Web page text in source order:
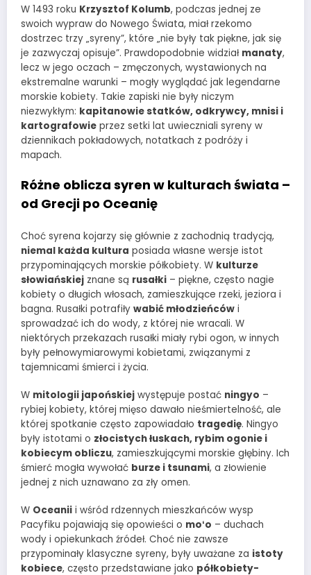
W 1493 roku Krzysztof Kolumb, podczas jednej ze
swoich wypraw do Nowego Świata, miał rzekomo
dostrzec trzy „syreny”, które „nie były tak piękne, jak się
je zazwyczaj opisuje”. Prawdopodobnie widział manaty,
lecz w jego oczach – zmęczonych, wystawionych na
ekstremalne warunki – mogły wyglądać jak legendarne
morskie kobiety. Takie zapiski nie były niczym
niezwykłym: kapitanowie statków, odkrywcy, mnisi i
kartografowie przez setki lat uwieczniali syreny w
dziennikach pokładowych, notatkach z podróży i
mapach.
Różne oblicza syren w kulturach świata –
od Grecji po Oceanię
Choć syrena kojarzy się głównie z zachodnią tradycją,
niemal każda kultura posiada własne wersje istot
przypominających morskie półkobiety. W kulturze
słowiańskiej znane są rusałki – piękne, często nagie
kobiety o długich włosach, zamieszkujące rzeki, jeziora i
bagna. Rusałki potrafiły wabić młodzieńców i
sprowadzać ich do wody, z której nie wracali. W
niektórych przekazach rusałki miały rybi ogon, w innych
były pełnowymiarowymi kobietami, związanymi z
tajemnicami śmierci i życia.
W mitologii japońskiej występuje postać ningyo –
rybiej kobiety, której mięso dawało nieśmiertelność, ale
której spotkanie często zapowiadało tragedię. Ningyo
były istotami o złocistych łuskach, rybim ogonie i
kobiecym obliczu, zamieszkującymi morskie głębiny. Ich
śmierć mogła wywołać burze i tsunami, a złowienie
jednej z nich uznawano za zły omen.
W Oceanii i wśród rdzennych mieszkańców wysp
Pacyfiku pojawiają się opowieści o moʻo – duchach
wody i opiekunkach źródeł. Choć nie zawsze
przypominały klasyczne syreny, były uważane za istoty
kobiece, często przedstawiane jako półkobiety-